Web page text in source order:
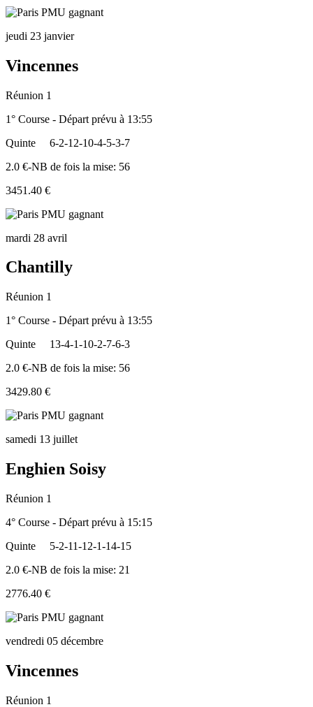
jeudi 23 janvier
Vincennes
Réunion 1
1° Course - Départ prévu à 13:55
Quinte
6-2-12-10-4-5-3-7
2.0 €-NB de fois la mise: 56
3451.40 €
mardi 28 avril
Chantilly
Réunion 1
1° Course - Départ prévu à 13:55
Quinte
13-4-1-10-2-7-6-3
2.0 €-NB de fois la mise: 56
3429.80 €
samedi 13 juillet
Enghien Soisy
Réunion 1
4° Course - Départ prévu à 15:15
Quinte
5-2-11-12-1-14-15
2.0 €-NB de fois la mise: 21
2776.40 €
vendredi 05 décembre
Vincennes
Réunion 1